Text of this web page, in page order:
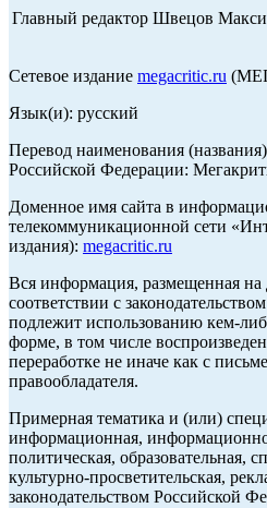
Главный редактор Швецов
Сетевое издание megacritic.ru
Язык(и): русский
Перевод наименования
Российской Федерации:
Доменное имя сайта в
телекоммуникационной сети
издания): megacritic.ru
Вся информация, размещенная на
соответствии с
подлежит использованию кем-
форме, в том числе
переработке не иначе как с
правообладателя.
Примерная тематика и (или)
информационная,
политическая, образовательная,
культурно-просветительская,
законодательством Российской